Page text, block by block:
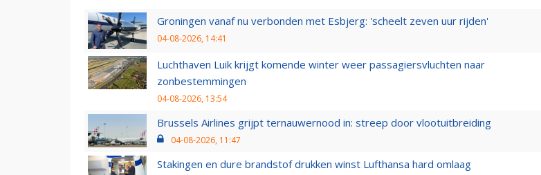
Groningen vanaf nu verbonden met Esbjerg: 'scheelt zeven uur rijden'
04-08-2026, 14:41
Luchthaven Luik krijgt komende winter weer passagiersvluchten naar
zonbestemmingen
04-08-2026, 13:54
Brussels Airlines grijpt ternauwernood in: streep door vlootuitbreiding
04-08-2026, 11:47
Stakingen en dure brandstof drukken winst Lufthansa hard omlaag